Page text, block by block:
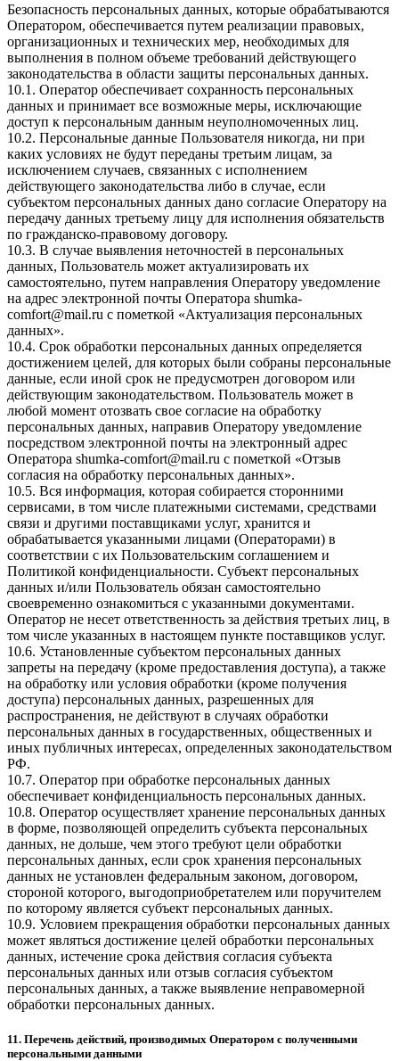
Безопасность персональных данных, которые обрабатываются
Оператором, обеспечивается путем реализации правовых,
организационных и технических мер, необходимых для
выполнения в полном объеме требований действующего
законодательства в области защиты персональных данных.
10.1. Оператор обеспечивает сохранность персональных
данных и принимает все возможные меры, исключающие
доступ к персональным данным неуполномоченных лиц.
10.2. Персональные данные Пользователя никогда, ни при
каких условиях не будут переданы третьим лицам, за
исключением случаев, связанных с исполнением
действующего законодательства либо в случае, если
субъектом персональных данных дано согласие Оператору на
передачу данных третьему лицу для исполнения обязательств
по гражданско-правовому договору.
10.3. В случае выявления неточностей в персональных
данных, Пользователь может актуализировать их
самостоятельно, путем направления Оператору уведомление
на адрес электронной почты Оператора shumka-
comfort@mail.ru с пометкой «Актуализация персональных
данных».
10.4. Срок обработки персональных данных определяется
достижением целей, для которых были собраны персональные
данные, если иной срок не предусмотрен договором или
действующим законодательством. Пользователь может в
любой момент отозвать свое согласие на обработку
персональных данных, направив Оператору уведомление
посредством электронной почты на электронный адрес
Оператора shumka-comfort@mail.ru с пометкой «Отзыв
согласия на обработку персональных данных».
10.5. Вся информация, которая собирается сторонними
сервисами, в том числе платежными системами, средствами
связи и другими поставщиками услуг, хранится и
обрабатывается указанными лицами (Операторами) в
соответствии с их Пользовательским соглашением и
Политикой конфиденциальности. Субъект персональных
данных и/или Пользователь обязан самостоятельно
своевременно ознакомиться с указанными документами.
Оператор не несет ответственность за действия третьих лиц, в
том числе указанных в настоящем пункте поставщиков услуг.
10.6. Установленные субъектом персональных данных
запреты на передачу (кроме предоставления доступа), а также
на обработку или условия обработки (кроме получения
доступа) персональных данных, разрешенных для
распространения, не действуют в случаях обработки
персональных данных в государственных, общественных и
иных публичных интересах, определенных законодательством
РФ.
10.7. Оператор при обработке персональных данных
обеспечивает конфиденциальность персональных данных.
10.8. Оператор осуществляет хранение персональных данных
в форме, позволяющей определить субъекта персональных
данных, не дольше, чем этого требуют цели обработки
персональных данных, если срок хранения персональных
данных не установлен федеральным законом, договором,
стороной которого, выгодоприобретателем или поручителем
по которому является субъект персональных данных.
10.9. Условием прекращения обработки персональных данных
может являться достижение целей обработки персональных
данных, истечение срока действия согласия субъекта
персональных данных или отзыв согласия субъектом
персональных данных, а также выявление неправомерной
обработки персональных данных.
11. Перечень действий, производимых Оператором с полученными
персональными данными